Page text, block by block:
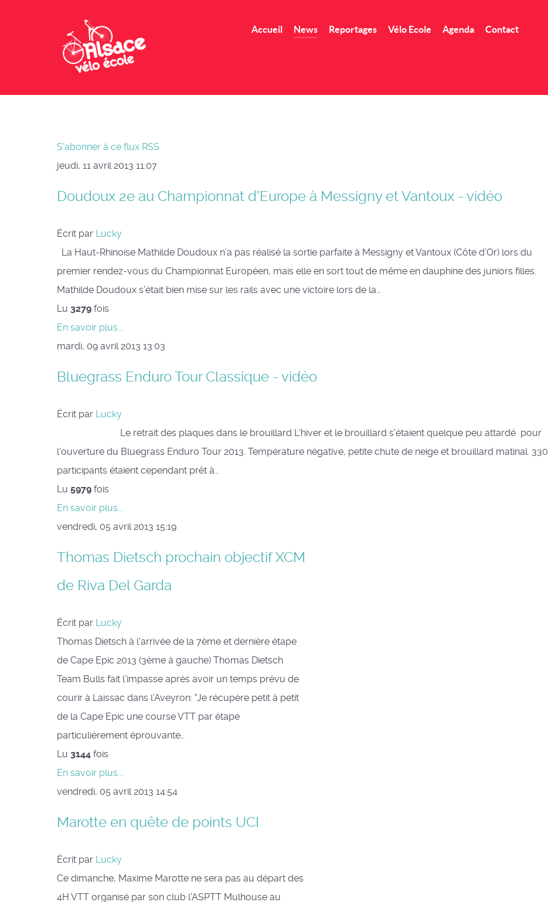
Accueil News Reportages Vélo Ecole Agenda Contact
S'abonner à ce flux RSS
jeudi, 11 avril 2013 11:07
Doudoux 2e au Championnat d'Europe à Messigny et Vantoux - vidéo
Écrit par Lucky
La Haut-Rhinoise Mathilde Doudoux n’a pas réalisé la sortie parfaite à Messigny et Vantoux (Côte d’Or) lors du
premier rendez-vous du Championnat Européen, mais elle en sort tout de même en dauphine des juniors filles.
Mathilde Doudoux s’était bien mise sur les rails avec une victoire lors de la…
Lu 3279 fois
En savoir plus...
mardi, 09 avril 2013 13:03
Bluegrass Enduro Tour Classique - vidéo
Écrit par Lucky
Le retrait des plaques dans le brouillard L'hiver et le brouillard s'étaient quelque peu attardé pour
l’ouverture du Bluegrass Enduro Tour 2013. Température négative, petite chute de neige et brouillard matinal. 330
participants étaient cependant prêt à…
Lu 5979 fois
En savoir plus...
vendredi, 05 avril 2013 15:19
Thomas Dietsch prochain objectif XCM
de Riva Del Garda
Écrit par Lucky
Thomas Dietsch à l'arrivée de la 7ème et dernière étape
de Cape Epic 2013 (3ème à gauche) Thomas Dietsch
Team Bulls fait l’impasse après avoir un temps prévu de
courir à Laissac dans l’Aveyron: "Je récupère petit à petit
de la Cape Epic une course VTT par étape
particulièrement éprouvante…
Lu 3144 fois
En savoir plus...
vendredi, 05 avril 2013 14:54
Marotte en quête de points UCI
Écrit par Lucky
Ce dimanche, Maxime Marotte ne sera pas au départ des
4H VTT organisé par son club l’ASPTT Mulhouse au